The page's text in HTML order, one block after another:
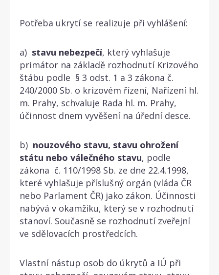
Potřeba ukrytí se realizuje při vyhlášení:
a) stavu nebezpečí, který vyhlašuje
primátor na základě rozhodnutí Krizového
štábu podle § 3 odst. 1 a 3 zákona č.
240/2000 Sb. o krizovém řízení, Nařízení hl.
m. Prahy, schvaluje Rada hl. m. Prahy,
účinnost dnem vyvěšení na úřední desce.
b) nouzového stavu, stavu ohrožení
státu nebo válečného stavu, podle
zákona č. 110/1998 Sb. ze dne 22.4.1998,
které vyhlašuje příslušný orgán (vláda ČR
nebo Parlament ČR) jako zákon. Účinnosti
nabývá v okamžiku, který se v rozhodnutí
stanoví. Současně se rozhodnutí zveřejní
ve sdělovacích prostředcích.
Vlastní nástup osob do úkrytů a IÚ při